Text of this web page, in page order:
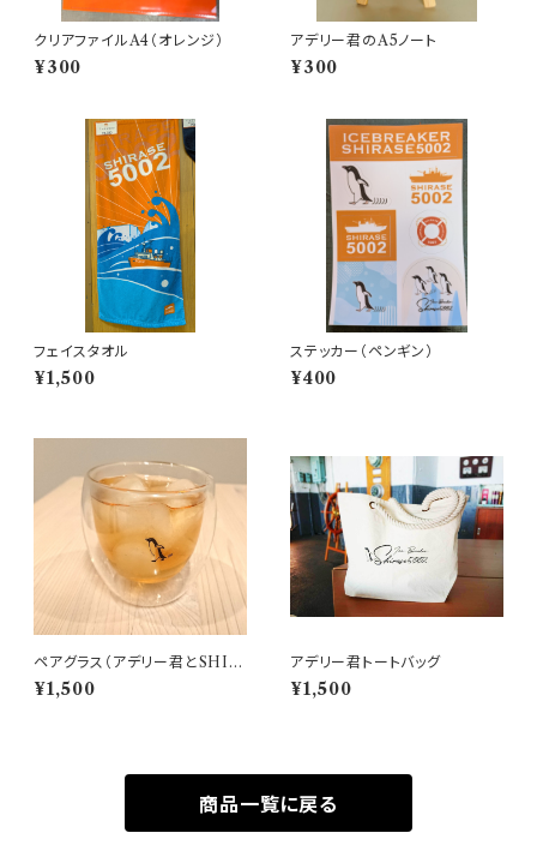
クリアファイルA4（オレンジ）
¥300
アデリー君のA5ノート
¥300
フェイスタオル
¥1,500
ステッカー（ペンギン）
¥400
ペアグラス（アデリー君とSHIR
ASE）
¥1,500
アデリー君トートバッグ
¥1,500
商品一覧に戻る